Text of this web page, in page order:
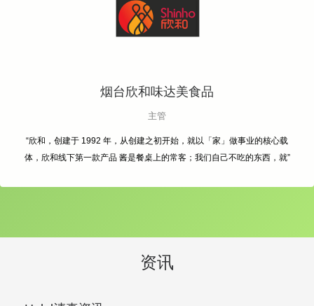
烟台欣和味达美食品
主管
“欣和，创建于 1992 年，从创建之初开始，就以「家」做事业的核心载
体，欣和线下第一款产品 酱是餐桌上的常客；我们自己不吃的东西，就”
资讯